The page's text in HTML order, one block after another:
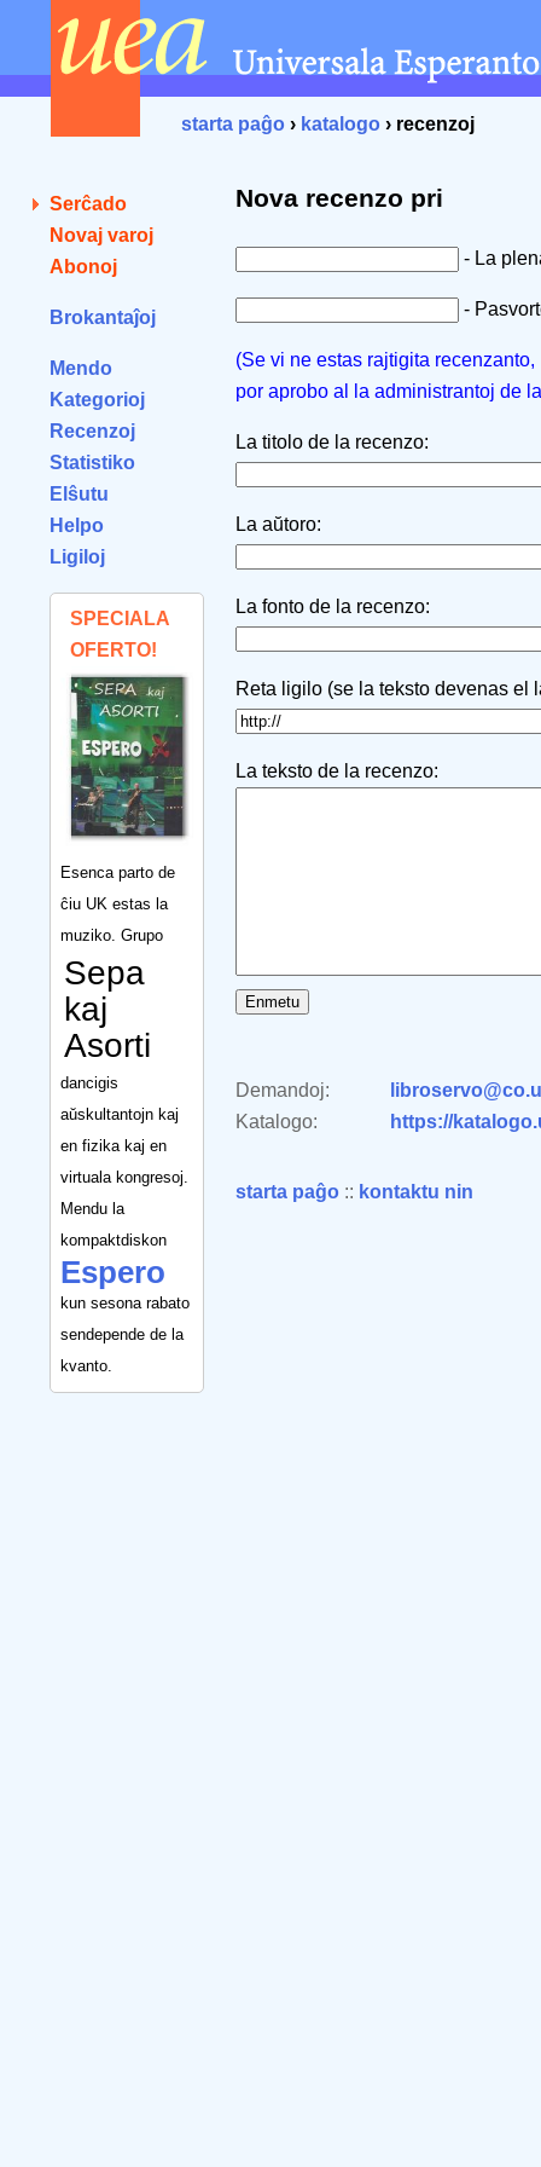
starta paĝo › katalogo › recenzoj
Serĉado
Novaj varoj
Abonoj
Brokantaĵoj
Mendo
Kategorioj
Recenzoj
Statistiko
Elŝutu
Helpo
Ligiloj
SPECIALA
OFERTO!
Esenca parto de
ĉiu UK estas la
muziko. Grupo
Sepa
kaj
Asorti
dancigis
aŭskultantojn kaj
en fizika kaj en
virtuala kongresoj.
Mendu la
kompaktdiskon
Espero
kun sesona rabato
sendepende de la
kvanto.
Nova recenzo pri
- La
-
(Se vi ne estas rajtigita
por aprobo al la administrantoj de
La titolo de la recenzo:
La aŭtoro:
La fonto de la recenzo:
Reta ligilo (se la teksto devenas el
La teksto de la recenzo:
Demandoj:
Katalogo:
https://
starta paĝo :: kontaktu nin